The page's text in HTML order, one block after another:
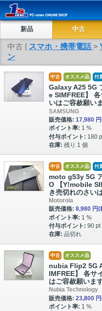
新品 中古
中古 | スマホ・携帯電話 >
ン
中古 オススメ品 付
Galaxy A25 5G
e SIMFREE】
いはご容赦願いま
SAMSUNG
販売価格: 17,980 円
ポイント率: 1 %
付与ポイント: 180
在庫: 残り 1 個
中古 オススメ品 付
moto g53y 5G
O 【Y!mobile
き売切れのさい
Motorola
販売価格: 8,980 円(
ポイント率: 1 %
付与ポイント: 90 pt
在庫: 品切れ
中古 オススメ品
nubia Flip2 5G
IMFREE】 各サ
はご容赦願います
Nubia Technology
販売価格: 23,800 円
ポイント率: 1 %